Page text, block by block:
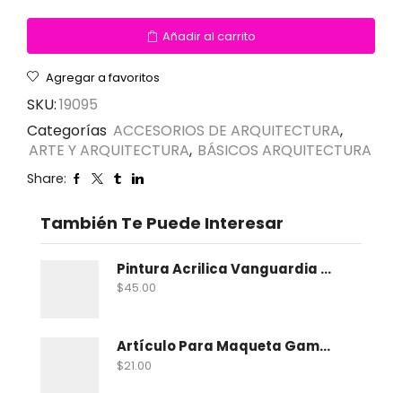
Añadir al carrito
Agregar a favoritos
SKU:19095
Categorías ACCESORIOS DE ARQUITECTURA,
ARTE Y ARQUITECTURA, BÁSICOS ARQUITECTURA
Share:
También Te Puede Interesar
Pintura Acrilica Vanguardia Metalica 100 Ml
$45.00
Artículo Para Maqueta Gama Zoologico Chico
$21.00